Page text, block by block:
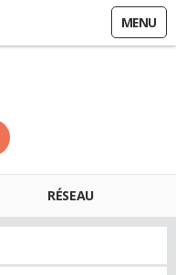
MENU
RÉSEAU